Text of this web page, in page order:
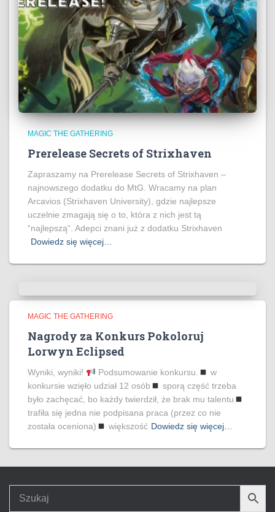
MAGIC THE GATHERING
Prerelease Secrets of Strixhaven
Zapraszamy na Prerelease Secrets of Strixhaven –
najnowszego dodatku do MtG. Wracamy na plan
Arcavios (Strixhaven University), gdzie najlepsze
uczelnie zmagają się o to, która z nich jest tą
“najlepszą“. Adepci znani już z dodatku Strixhaven
Dowiedz się więcej…
MAGIC THE GATHERING
Nagrody za Konkurs Pokoloruj
Lorwyn Eclipsed
Wyniki, wyniki! Podsumowanie konkursu.
w
konkursie wzięło udział 12 osób
sporą część trzeba
było zachęcać, bo każdy twierdził, że brak mu talentu
trafiła się jedna nie podpisana praca (przez co nie
została oceniona)
większość Dowiedz się więcej…